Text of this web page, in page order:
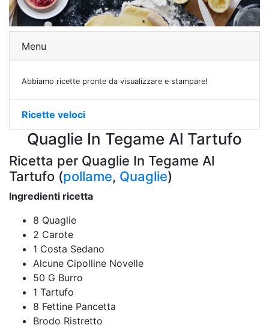
Menu
Abbiamo ricette pronte da visualizzare e stampare!
Ricette veloci
Quaglie In Tegame Al Tartufo
Ricetta per Quaglie In Tegame Al
Tartufo (pollame, Quaglie)
Ingredienti ricetta
8 Quaglie
2 Carote
1 Costa Sedano
Alcune Cipolline Novelle
50 G Burro
1 Tartufo
8 Fettine Pancetta
Brodo Ristretto